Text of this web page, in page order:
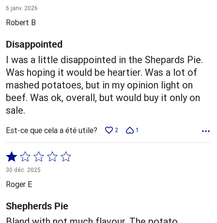
3 sur
5
6 janv. 2026
Robert B
Disappointed
I was a little disappointed in the Shepards Pie.
Was hoping it would be heartier. Was a lot of
mashed potatoes, but in my opinion light on
beef. Was ok, overall, but would buy it only on
sale.
Est-ce que cela a été utile? 2 1
Coté
1 sur
5
30 déc. 2025
Roger E
Shepherds Pie